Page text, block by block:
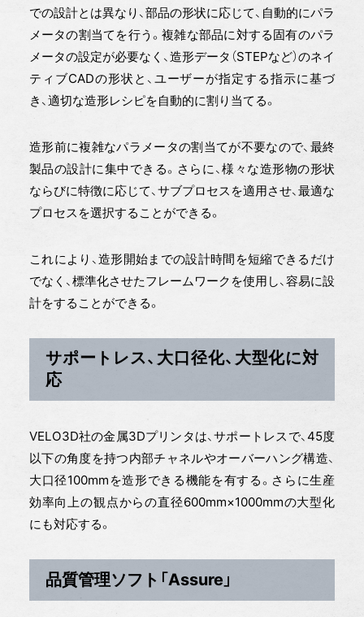
での設計とは異なり、部品の形状に応じて、自動的にパラ
メータの割当てを行う。複雑な部品に対する固有のパラ
メータの設定が必要なく、造形データ（STEPなど）のネイ
ティブCADの形状と、ユーザーが指定する指示に基づ
き、適切な造形レシピを自動的に割り当てる。
造形前に複雑なパラメータの割当てが不要なので、最終
製品の設計に集中できる。さらに、様々な造形物の形状
ならびに特徴に応じて、サブプロセスを適用させ、最適な
プロセスを選択することができる。
これにより、造形開始までの設計時間を短縮できるだけ
でなく、標準化させたフレームワークを使用し、容易に設
計をすることができる。
サポートレス、大口径化、大型化に対
応
VELO3D社の金属3Dプリンタは、サポートレスで、45度
以下の角度を持つ内部チャネルやオーバーハング構造、
大口径100mmを造形できる機能を有する。さらに生産
効率向上の観点からの直径600mm×1000mmの大型化
にも対応する。
品質管理ソフト「Assure」